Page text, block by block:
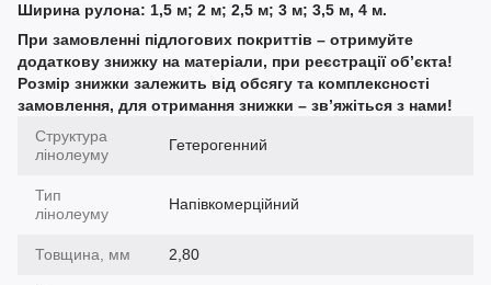
Ширина рулона: 1,5 м; 2 м; 2,5 м; 3 м; 3,5 м, 4 м.
При замовленні підлогових покриттів – отримуйте
додаткову знижку на матеріали, при реєстрації об’єкта!
Розмір знижки залежить від обсягу та комплексності
замовлення, для отримання знижки – зв’яжіться з нами!
Структура
лінолеуму
Гетерогенний
Тип
лінолеуму
Напівкомерційний
Товщина, мм 2,80